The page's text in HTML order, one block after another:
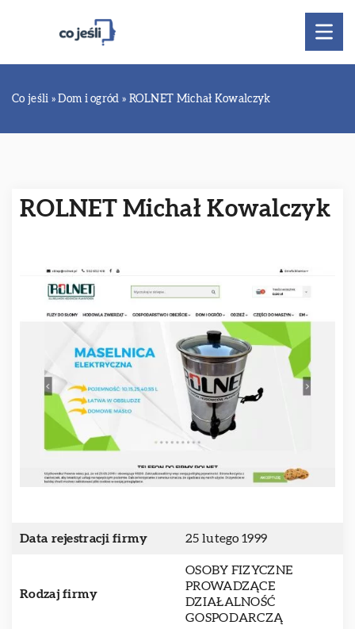
Co jeśli »Dom i ogród » ROLNET Michał Kowalczyk
ROLNET Michał Kowalczyk
Data rejestracji firmy 25 lutego 1999
Rodzaj firmy
OSOBY FIZYCZNE
PROWADZĄCE
DZIAŁALNOŚĆ
GOSPODARCZĄ